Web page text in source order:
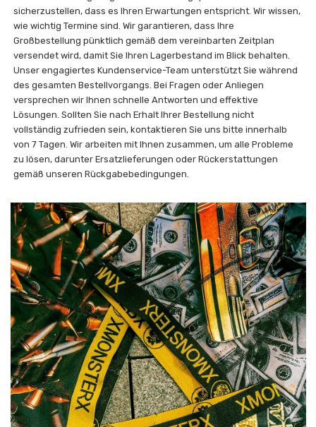
sicherzustellen, dass es Ihren Erwartungen entspricht. Wir wissen,
wie wichtig Termine sind. Wir garantieren, dass Ihre
Großbestellung pünktlich gemäß dem vereinbarten Zeitplan
versendet wird, damit Sie Ihren Lagerbestand im Blick behalten.
Unser engagiertes Kundenservice-Team unterstützt Sie während
des gesamten Bestellvorgangs. Bei Fragen oder Anliegen
versprechen wir Ihnen schnelle Antworten und effektive
Lösungen. Sollten Sie nach Erhalt Ihrer Bestellung nicht
vollständig zufrieden sein, kontaktieren Sie uns bitte innerhalb
von 7 Tagen. Wir arbeiten mit Ihnen zusammen, um alle Probleme
zu lösen, darunter Ersatzlieferungen oder Rückerstattungen
gemäß unseren Rückgabebedingungen.